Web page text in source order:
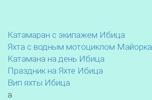
Катамаран с экипажем Ибица
Яхта с водным мотоциклом Майорка
Катамана на день Ибица
Праздник на Яхте Ибица
Вип яхты Ибица
a